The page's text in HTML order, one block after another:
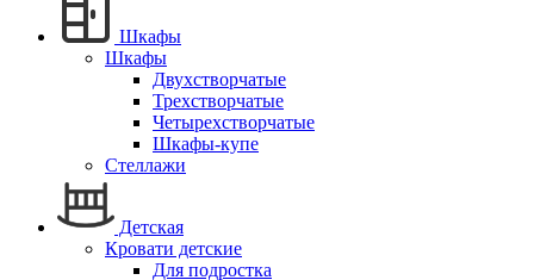
Шкафы
Шкафы
Двухстворчатые
Трехстворчатые
Четырехстворчатые
Шкафы-купе
Стеллажи
Детская
Кровати детские
Для подростка